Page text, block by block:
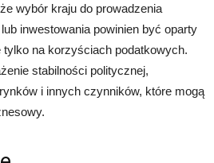
wybór kraju do prowadzenia
inwestowania powinien być oparty
tylko na korzyściach podatkowych.
stabilności politycznej,
i innych czynników, które mogą